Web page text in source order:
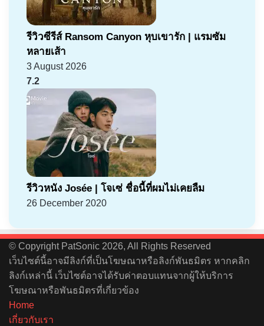
รีวิวซีรีส์ Ransom Canyon หุบเขารัก | แรมซัม
หลายเส้า
3 August 2026
7.2
รีวิวหนัง Josée | โจเซ่ ชื่อนี้ที่ผมไม่เคยลืม
26 December 2020
© Copyright PatSonic 2026, All Rights Reserved
เว็บไซต์นี้อาจมีลิงก์ที่เป็นโฆษณาหรือลิงก์พันธมิตร หากคลิก
ลิงก์เหล่านี้ เว็บไซต์อาจได้รับค่าตอบแทนจากผู้ให้บริการ
โฆษณาหรือพันธมิตรที่เกี่ยวข้อง
Home
เกี่ยวกับเรา